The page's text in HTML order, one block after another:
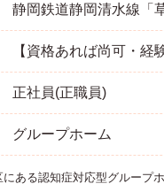
正社員(正職員)
グループホーム
ある認知症対応型グループ